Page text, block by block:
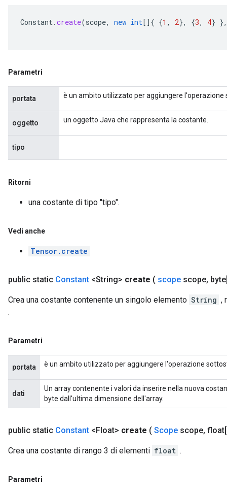
Constant.create(scope, new int[] { {1 , 2}, {3, 4} },
Parametri
portata è un ambito utilizzato per aggiungere l'operazione
oggetto un oggetto Java che rappresenta la costante.
tipo
Ritorni
una costante di tipo "tipo".
Vedi anche
Tensor.create
public static Constant <String> create ( scope scope,
Crea una costante contenente un singolo elemento String ,
.
Parametri
portata è un ambito utilizzato per aggiungere l'operazione
dati
Un array contenente i valori da inserire nella nuova
byte dall'ultima dimensione dell'array.
public static Constant <Float> create ( Scope scope,
Crea una costante di rango 3 di elementi float .
Parametri